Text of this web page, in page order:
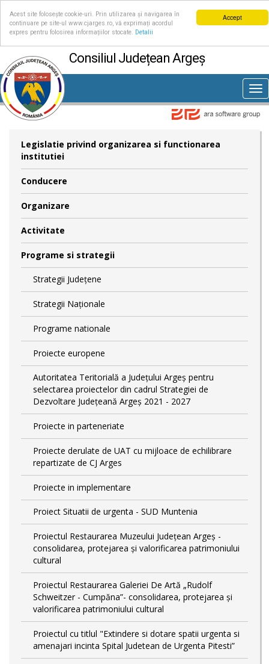
Accept
Acest site folosește cookie-uri. Prin utilizarea și navigarea în
continuare pe site-ul www.cjarges.ro, vă exprimați acordul
expres pentru folosirea informațiilor stocate.
Detalii
Consiliul Județean Argeș
Legislatie privind organizarea si functionarea
institutiei
Conducere
Organizare
Activitate
Programe si strategii
Strategii Județene
Strategii Naționale
Programe nationale
Proiecte europene
Autoritatea Teritorială a Județului Argeș pentru
selectarea proiectelor din cadrul Strategiei de
Dezvoltare Județeană Argeș 2021 - 2027
Proiecte in parteneriate
Proiecte derulate de UAT cu mijloace de echilibrare
repartizate de CJ Arges
Proiecte in implementare
Proiect Situatii de urgenta - SUD Muntenia
Proiectul Restaurarea Muzeului Județean Argeș -
consolidarea, protejarea și valorificarea patrimoniului
cultural
Proiectul Restaurarea Galeriei De Artă „Rudolf
Schweitzer - Cumpăna”- consolidarea, protejarea și
valorificarea patrimoniului cultural
Proiectul cu titlul "Extindere si dotare spatii urgenta si
amenajari incinta Spital Judetean de Urgenta Pitesti”